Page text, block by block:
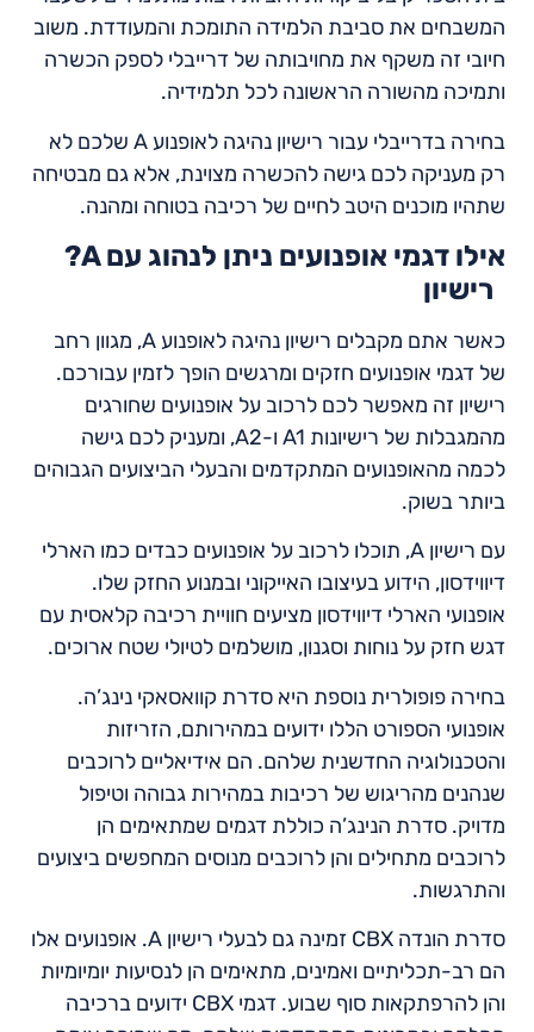
המשבחים את סביבת הלמידה התומכת והמעודדת. משוב
חיובי זה משקף את מחויבותה של דרייבלי לספק הכשרה
ותמיכה מהשורה הראשונה לכל תלמידיה.
בחירה בדרייבלי עבור רישיון נהיגה לאופנוע A שלכם לא
רק מעניקה לכם גישה להכשרה מצוינת, אלא גם מבטיחה
שתהיו מוכנים היטב לחיים של רכיבה בטוחה ומהנה.
?A אילו דגמי אופנועים ניתן לנהוג עם
כאשר אתם מקבלים רישיון נהיגה לאופנוע A, מגוון רחב
של דגמי אופנועים חזקים ומרגשים הופך לזמין עבורכם.
רישיון זה מאפשר לכם לרכוב על אופנועים שחורגים
מהמגבלות של רישיונות A1 ו-A2, ומעניק לכם גישה
לכמה מהאופנועים המתקדמים והבעלי הביצועים הגבוהים
ביותר בשוק.
עם רישיון A, תוכלו לרכוב על אופנועים כבדים כמו הארלי
דיווידסון, הידוע בעיצובו האייקוני ובמנוע החזק שלו.
אופנועי הארלי דיווידסון מציעים חוויית רכיבה קלאסית עם
דגש חזק על נוחות וסגנון, מושלמים לטיולי שטח ארוכים.
בחירה פופולרית נוספת היא סדרת קוואסאקי נינג’ה.
אופנועי הספורט הללו ידועים במהירותם, הזריזות
והטכנולוגיה החדשנית שלהם. הם אידיאליים לרוכבים
שנהנים מהריגוש של רכיבות במהירות גבוהה וטיפול
מדויק. סדרת הנינג’ה כוללת דגמים שמתאימים הן
לרוכבים מתחילים והן לרוכבים מנוסים המחפשים ביצועים
והתרגשות.
סדרת הונדה CBX זמינה גם לבעלי רישיון A. אופנועים אלו
הם רב-תכליתיים ואמינים, מתאימים הן לנסיעות יומיומיות
והן להרפתקאות סוף שבוע. דגמי CBX ידועים ברכיבה